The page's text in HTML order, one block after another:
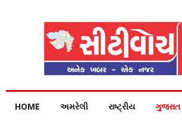
HOME અમરેલી રાષ્ટ્રીય ગુજરાત